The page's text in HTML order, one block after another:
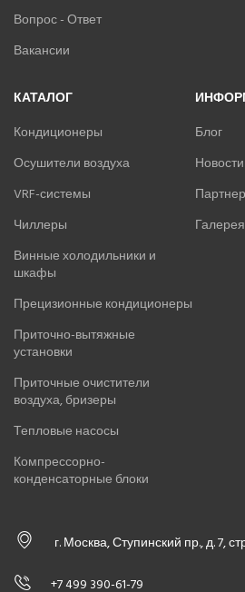
Вопрос - Ответ
Вакансии
КАТАЛОГ
Кондиционеры
Осушители воздуха
VRF-системы
Чиллеры
Винные холодильники и
шкафы
Прецизионные кондиционеры
Приточно-вытяжные
установки
Приточные очистители
воздуха, бризеры
Тепловые насосы
Компрессорно-
конденсаторные блоки
Блог
Новости
Галерея
г. Москва, Ступинский пр., д. 7,
+7 499 390-61-79